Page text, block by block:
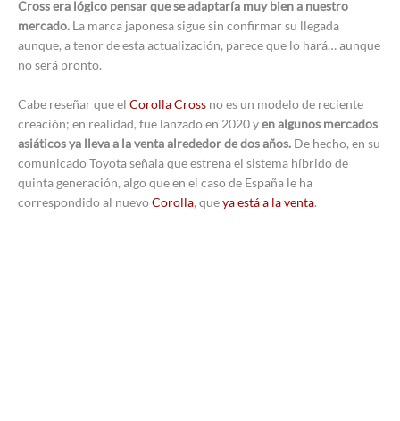
Cross era lógico pensar que se adaptaría muy bien a nuestro
mercado. La marca japonesa sigue sin confirmar su llegada
aunque, a tenor de esta actualización, parece que lo hará… aunque
no será pronto.
Cabe reseñar que el Corolla Cross no es un modelo de reciente
creación; en realidad, fue lanzado en 2020 yen algunos mercados
asiáticos ya lleva a la venta alrededor de dos años. De hecho, en su
comunicado Toyota señala que estrena el sistema híbrido de
quinta generación, algo que en el caso de España le ha
correspondido al nuevoCorolla, queya está a la venta.